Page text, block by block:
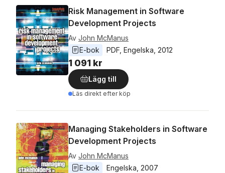
Risk Management in Software
Development Projects
Av John McManus
E-bok
PDF, Engelska, 2012
1 091 kr
Lägg till
Läs direkt efter köp
Managing Stakeholders in Software
Development Projects
Av John McManus
E-bok
Engelska, 2007